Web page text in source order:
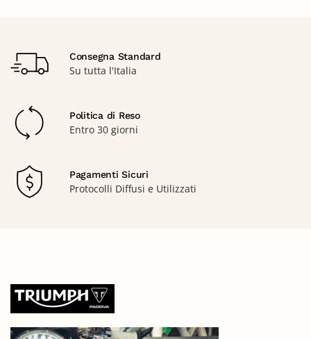
Consegna Standard
Su tutta l'Italia
Politica di Reso
Entro 30 giorni
Pagamenti Sicuri
Protocolli Diffusi e Utilizzati